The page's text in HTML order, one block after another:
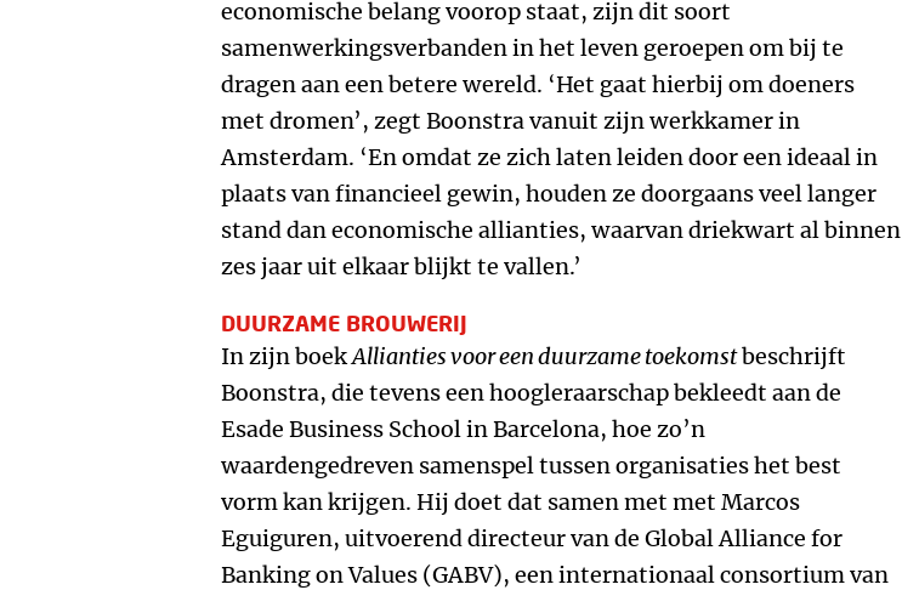
economische belang voorop staat, zijn dit soort
samenwerkingsverbanden in het leven geroepen om bij te
dragen aan een betere wereld. ‘Het gaat hierbij om doeners
met dromen’, zegt Boonstra vanuit zijn werkkamer in
Amsterdam. ‘En omdat ze zich laten leiden door een ideaal in
plaats van financieel gewin, houden ze doorgaans veel langer
stand dan economische allianties, waarvan driekwart al binnen
zes jaar uit elkaar blijkt te vallen.’
DUURZAME BROUWERIJ
In zijn boekAllianties voor een duurzame toekomstbeschrijft
Boonstra, die tevens een hoogleraarschap bekleedt aan de
Esade Business School in Barcelona, hoe zo’n
waardengedreven samenspel tussen organisaties het best
vorm kan krijgen. Hij doet dat samen met met Marcos
Eguiguren, uitvoerend directeur van de Global Alliance for
Banking on Values (GABV), een internationaal consortium van